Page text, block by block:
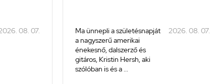
08. 07.
Ma ünnepli a születésnapját
a nagyszerű amerikai
énekesnő, dalszerző és
gitáros, Kristin Hersh, aki
szólóban is és a ...
2026. 08. 07.